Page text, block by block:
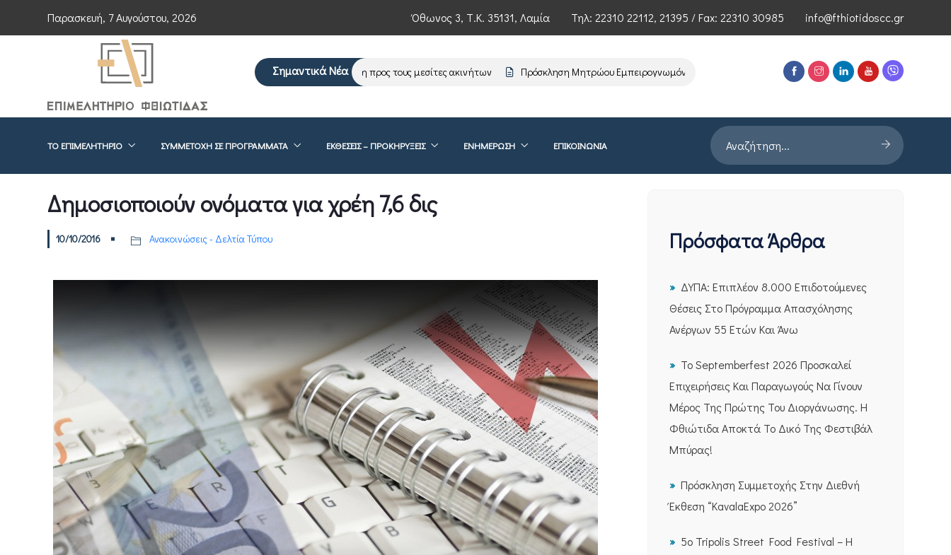
Παρασκευή, 7 Αυγούστου, 2026 Όθωνος 3, Τ.Κ. 35131, Λαμία Τηλ: 22310 22112, 21395 / Fax: 22310 30985 info@fthiotidoscc.gr
Σημαντικά Νέα
Επείγουσα ενημέρωση προς τους μεσίτες ακινήτων Πρόσκληση Μητρώου Εμπειρογνωμόνων Τεχνολογιών Αιχμής του ΕΦΕΠΑΕ Παρουσίαση Έρευνας
ΤΟ ΕΠΙΜΕΛΗΤΉΡΙΟ ΣΥΜΜΕΤΟΧΉ ΣΕ ΠΡΟΓΡΆΜΜΑΤΑ ΕΚΘΕΣΕΙΣ – ΠΡΟΚΗΡΥΞΕΙΣ ΕΝΗΜΈΡΩΣΗ ΕΠΙΚΟΙΝΩΝΊΑ
Δημοσιοποιούν ονόματα για χρέη 7,6 δις
10/10/2016 Ανακοινώσεις - Δελτία Τύπου Πρόσφατα Άρθρα
ΔΥΠΑ: Επιπλέον 8.000 Επιδοτούμενες
Θέσεις Στο Πρόγραμμα Απασχόλησης
Ανέργων 55 Ετών Και Άνω
Το Septemberfest 2026 Προσκαλεί
Επιχειρήσεις Και Παραγωγούς Να Γίνουν
Μέρος Της Πρώτης Του Διοργάνωσης. Η
Φθιώτιδα Αποκτά Το Δικό Της Φεστιβάλ
Μπύρας!
Πρόσκληση Συμμετοχής Στην Διεθνή
Έκθεση “KavalaExpo 2026”
5ο Tripolis Street Food Festival – Η